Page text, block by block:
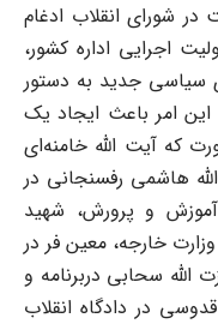
شورای انقلاب ادغام
اجرایی اداره کشور،
سیاسی جدید به دستور
این امر باعث ایجاد یک
که آیت الله خامنه‌ای
هاشمی رفسنجانی در
آموزش و پرورش، شهید
خارجه، معین‌ فر در
الله سحابی دربرنامه و
در دادگاه انقلاب